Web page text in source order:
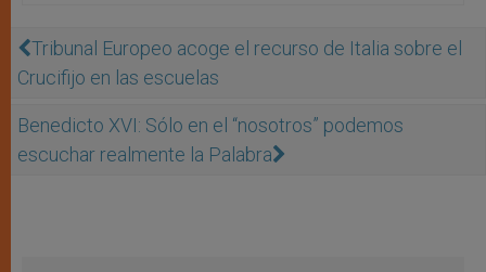
Tribunal Europeo acoge el recurso de Italia sobre el
Crucifijo en las escuelas
Benedicto XVI: Sólo en el “nosotros” podemos
escuchar realmente la Palabra